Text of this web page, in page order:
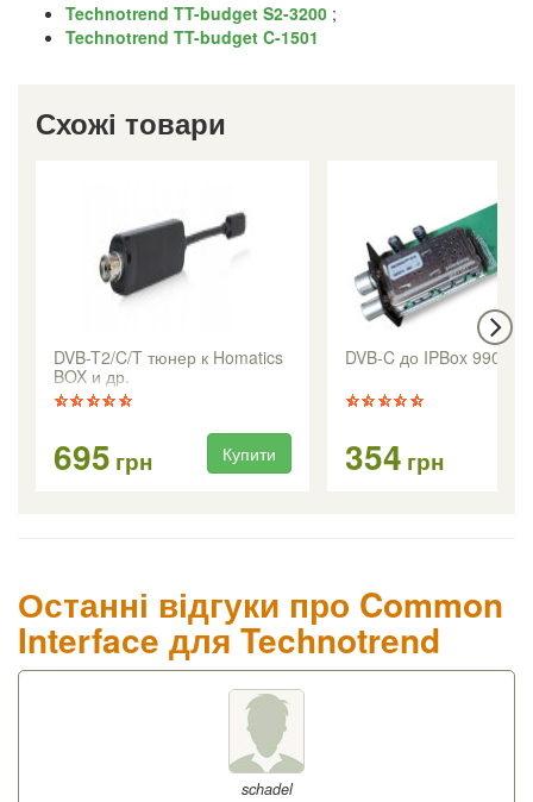
Technotrend TT-budget S2-3200 ;
Technotrend TT-budget C-1501
Схожі товари
DVB-T2/C/T тюнер к Homatics
BOX и др.
695 грн Купити
DVB-C до IPBox 9900HD
354 грн
Останні відгуки про Common
Interface для Technotrend
schadel